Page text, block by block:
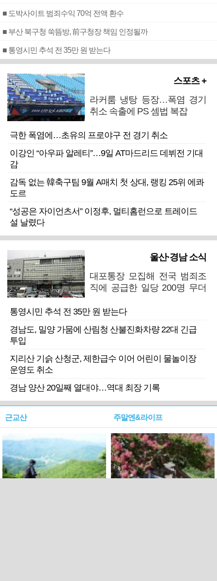
■ 도박사이트 범죄수익 70억 전액 환수
■ 부산 북구청 쑥뜸방, 前구청장 책임 인정될까
■ 통영시민 추석 전 35만 원 받는다
스포츠 +
라커룸 냉탕 등장…폭염 경기
취소 속출에 PS 셈법 복잡
극한 폭염에…초유의 프로야구 전 경기 취소
이강인 “아우파 알레티”…9일 AT마드리드 데뷔전 기대
감
감독 없는 韓축구팀 9월 A매치 첫 상대, 랭킹 25위 에콰
도르
“성공은 자이언츠서” 이정후, 멀티홈런으로 트레이드
설 날렸다
울산·경남 소식
대포통장 모집해 전국 범죄조
직에 공급한 일당 200명 무더
통영시민 추석 전 35만 원 받는다
경남도, 밀양 가뭄에 산림청 산불진화차량 22대 긴급
투입
지리산 기슭 산청군, 제한급수 이어 어린이 물놀이장
운영도 취소
경남 양산 20일째 열대야…역대 최장 기록
근교산 주말엔&라이프